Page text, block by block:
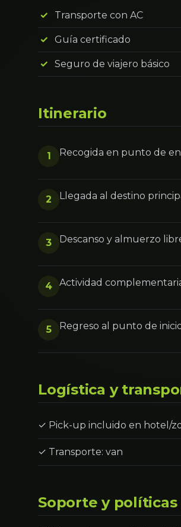
Transporte con AC
Guía certificado
Seguro de viajero básico
Itinerario
1 Recogida en punto de
2 Llegada al destino
3 Descanso y almuerzo
4 Actividad
5 Regreso al punto de
Logística y
✓ Pick-up incluido en hotel/
✓ Transporte: van
Soporte y políticas